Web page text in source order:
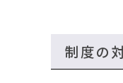
制度の